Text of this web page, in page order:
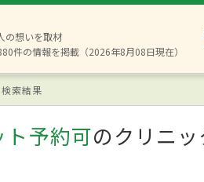
の想いを取材
件の情報を掲載（2026年8月08日現在）
索結果
予約可のクリニ